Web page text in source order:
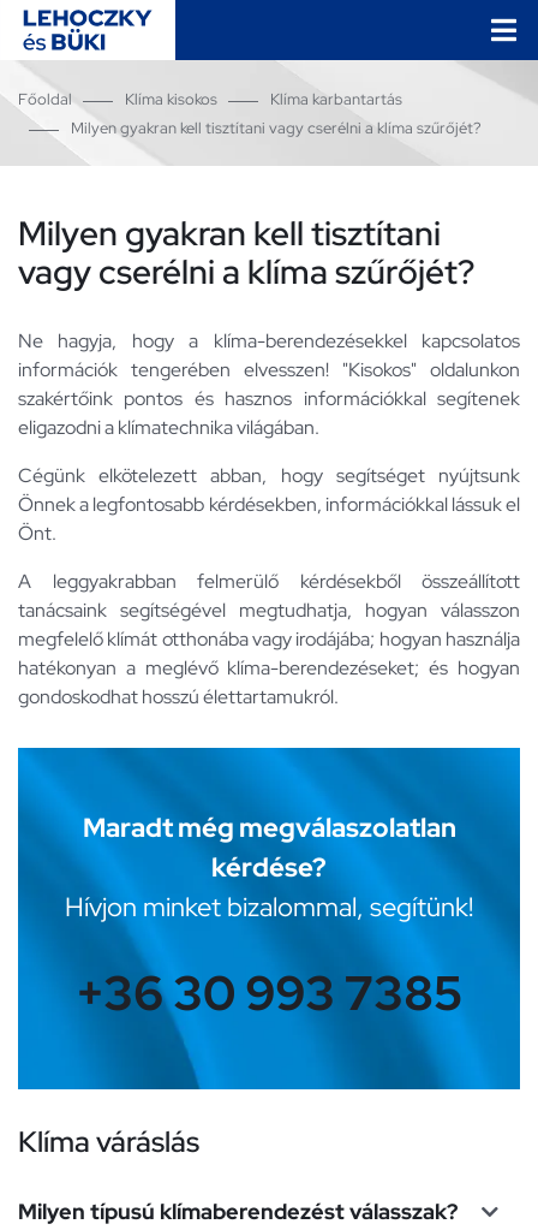
Főoldal Klíma kisokos
Klíma karbantartás
Milyen gyakran kell tisztítani vagy cserélni a klíma szűrőjét?
Milyen gyakran kell tisztítani
vagy cserélni a klíma szűrőjét?
Ne hagyja, hogy a klíma-berendezésekkel kapcsolatos
információk tengerében elvesszen! "Kisokos" oldalunkon
szakértőink pontos és hasznos információkkal segítenek
eligazodni a klímatechnika világában.
Cégünk elkötelezett abban, hogy segítséget nyújtsunk
Önnek a legfontosabb kérdésekben, információkkal lássuk el
Önt.
A leggyakrabban felmerülő kérdésekből összeállított
tanácsaink segítségével megtudhatja, hogyan válasszon
megfelelő klímát otthonába vagy irodájába; hogyan használja
hatékonyan a meglévő klíma-berendezéseket; és hogyan
gondoskodhat hosszú élettartamukról.
Maradt még megválaszolatlan
kérdése?
Hívjon minket bizalommal, segítünk!
+36 30 993 7385
Klíma váráslás
Milyen típusú klímaberendezést válasszak?